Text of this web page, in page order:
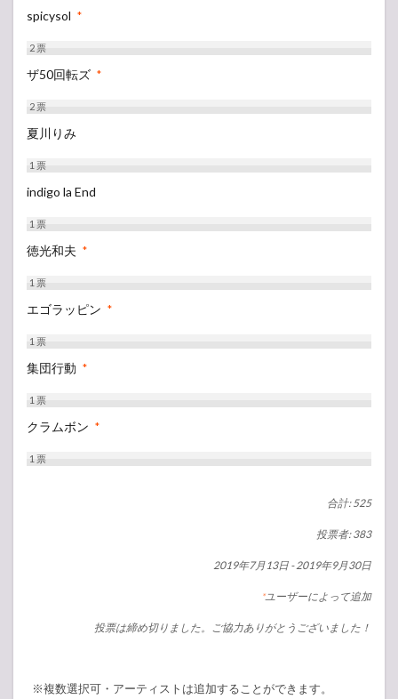
spicysol *
2票
ザ50回転ズ *
2票
夏川りみ
1票
indigo la End
1票
徳光和夫 *
1票
エゴラッピン *
1票
集団行動 *
1票
クラムボン *
1票
合計: 525
投票者: 383
2019年7月13日 -2019年9月30日
*ユーザーによって追加
投票は締め切りました。ご協力ありがとうございました！
※複数選択可・アーティストは追加することができます。